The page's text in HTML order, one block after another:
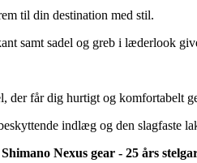
til din destination med stil.
samt sadel og greb i læderlook
der får dig hurtigt og komfortabelt
indlæg og den slagfaste
Nexus gear - 25 års